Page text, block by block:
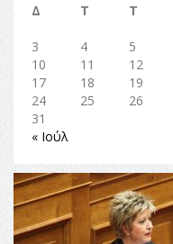
Δ
Τ Τ
3
4 5
10
11 12
17
18 19
24
25 26
31
« Ιούλ